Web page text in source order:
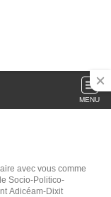
MENU
avec vous comme
Bonne visite à vous tous ! Laurent Adicéam-Dixit